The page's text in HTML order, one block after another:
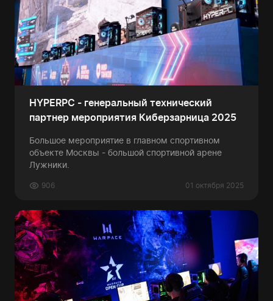
HYPERPC - генеральный технический
партнер мероприятия Киберзарница 2025
Большое мероприятие в главном спортивном
объекте Москвы - большой спортивной арене
Лужники.
01 октября 2025
906